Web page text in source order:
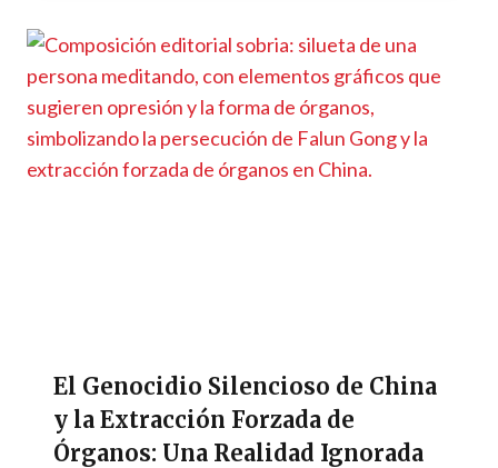
El Genocidio Silencioso de China
y la Extracción Forzada de
Órganos: Una Realidad Ignorada